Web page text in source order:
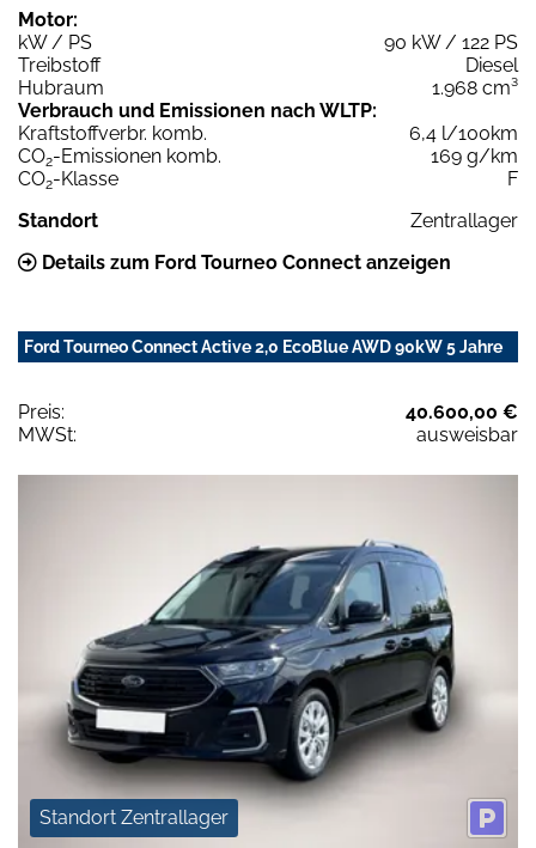
Motor:
kW / PS
90 kW / 122 PS
Treibstoff
Diesel
Hubraum
1.968 cm³
Verbrauch und Emissionen nach WLTP:
Kraftstoffverbr. komb.
6,4 l/100km
CO2-Emissionen komb.
169 g/km
CO2-Klasse
F
Standort
Zentrallager
Details zum Ford Tourneo Connect anzeigen
Ford Tourneo Connect Active 2,0 EcoBlue AWD 90kW 5 Jahre
Preis:
40.600,00 €
MWSt:
ausweisbar
Standort Zentrallager